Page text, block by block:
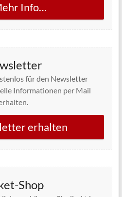
Info…
für den Newsletter
Informationen per Mail
erhalten
Shop